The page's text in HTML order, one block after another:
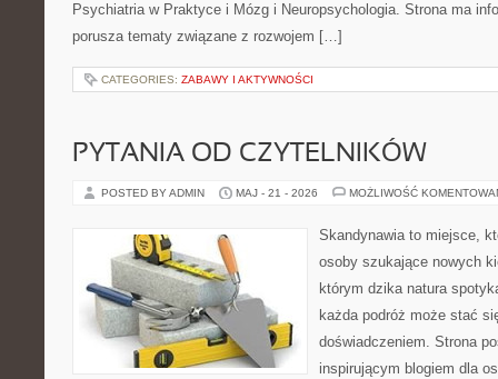
Psychiatria w Praktyce i Mózg i Neuropsychologia. Strona ma
porusza tematy związane z rozwojem […]
CATEGORIES: ZABAWY I AKTYWNOŚCI
PYTANIA OD CZYTELNIKÓW
POSTED BY ADMIN MAJ - 21 - 2026 MOŻLIWOŚĆ
Skandynawia to miejsce,
osoby szukające nowych
którym dzika natura
każda podróż może stać
doświadczeniem. Strona
inspirującym blogiem dla